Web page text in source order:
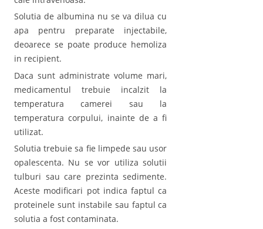
Solutia de albumina nu se va dilua cu
apa pentru preparate injectabile,
deoarece se poate produce hemoliza
in recipient.
Daca sunt administrate volume mari,
medicamentul trebuie incalzit la
temperatura camerei sau la
temperatura corpului, inainte de a fi
utilizat.
Solutia trebuie sa fie limpede sau usor
opalescenta. Nu se vor utiliza solutii
tulburi sau care prezinta sedimente.
Aceste modificari pot indica faptul ca
proteinele sunt instabile sau faptul ca
solutia a fost contaminata.